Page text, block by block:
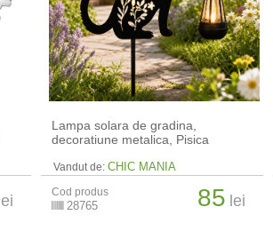
lei
Lampa solara de gradina,
decoratiune metalica, Pisica
Vandut de: CHIC MANIA
Cod produs
28765 85 lei